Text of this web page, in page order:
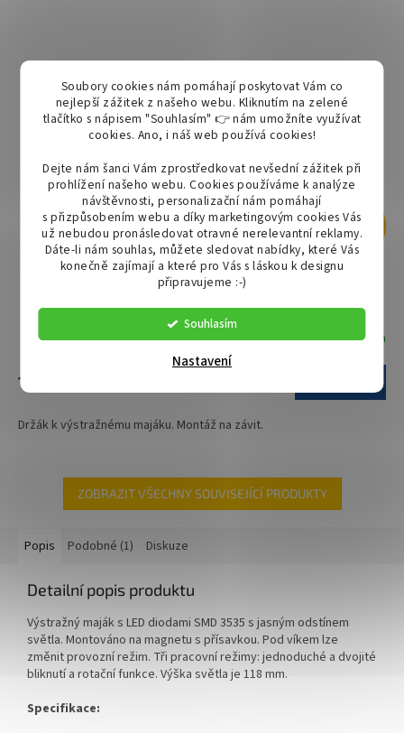
Soubory cookies nám pomáhají poskytovat Vám co
nejlepší zážitek z našeho webu. Kliknutím na zelené
tlačítko s nápisem "Souhlasím" 👉 nám umožníte využívat
cookies. Ano, i náš web používá cookies!
Dejte nám šanci Vám zprostředkovat nevšední zážitek při
prohlížení našeho webu. Cookies používáme k analýze
návštěvnosti, personalizační nám pomáhají
s přizpůsobením webu a díky marketingovým cookies Vás
už nebudou pronásledovat otravné nerelevantní reklamy.
Dáte-li nám souhlas, můžete sledovat nabídky, které Vás
konečně zajímají a které pro Vás s láskou k designu
připravujeme :-)
Souhlasím
Nastavení
169 Kč
–11 %
Držák k výstražnému majáku TT.F.002
Skladem
149 Kč
Držák k výstražnému majáku. Montáž na závit.
ZOBRAZIT VŠECHNY SOUVISEJÍCÍ PRODUKTY
Popis Podobné (1) Diskuze
Detailní popis produktu
Výstražný maják s LED diodami SMD 3535 s jasným odstínem
světla. Montováno na magnetu s přísavkou. Pod víkem lze
změnit provozní režim. Tři pracovní režimy: jednoduché a dvojité
bliknutí a rotační funkce. Výška světla je 118 mm.
Specifikace: